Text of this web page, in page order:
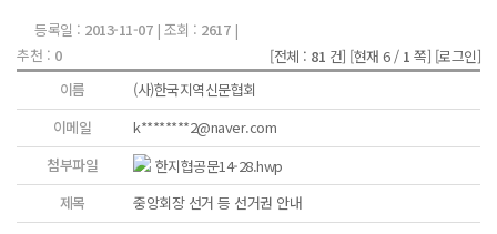
등록일 : 2013-11-07| 조회 : 2617|
추천 : 0 [전체 : 81 건] [현재 6 / 1 쪽] [로그인]
이름
(사)한국지역신문협회
이메일
k********2@naver.com
첨부파일
한지협공문14-28.hwp
제목
중앙회장 선거 등 선거권 안내